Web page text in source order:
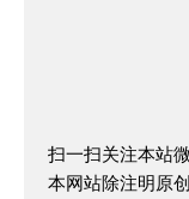
扫一扫关注本站
本网站除注明原